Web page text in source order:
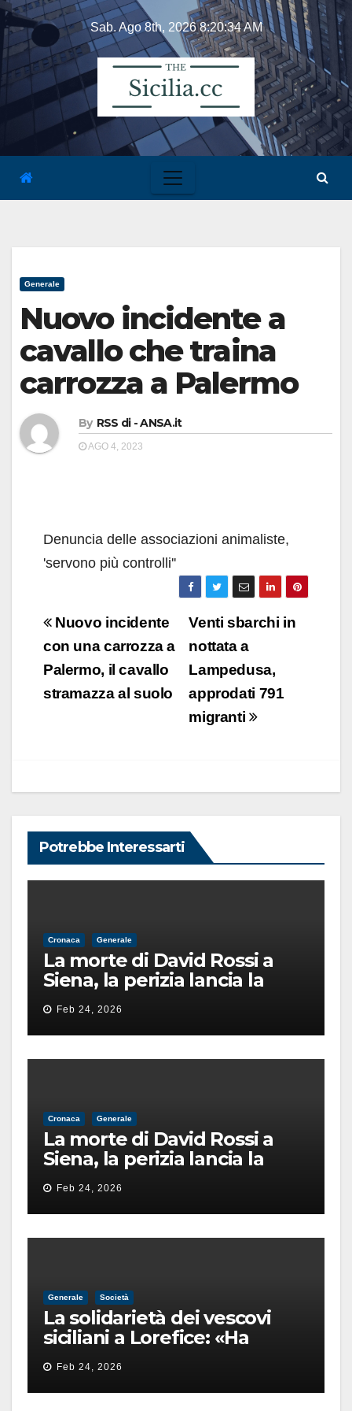
Skip
content
Sab. Ago 8th, 20268:20:34 AM
Generale
Nuovo incidente a
cavallo che traina
carrozza a Palermo
By RSS di - ANSA.it
AGO 4, 2023
Denuncia delle associazioni animaliste,
'servono più controlli''
Navigazione
articoli
Venti sbarchi in
nottata a
Lampedusa,
approdati 791
migranti
Nuovo incidente
con una carrozza a
Palermo, il cavallo
stramazza al suolo
Potrebbe Interessarti
Cronaca Generale
La morte di David Rossi a
Siena, la perizia lancia la
pista di un’intimidazione
finita male
Feb 24, 2026
Cronaca Generale
La morte di David Rossi a
Siena, la perizia lancia la
pista di un’intimidazione
finita male
Feb 24, 2026
Generale Società
La solidarietà dei vescovi
siciliani a Lorefice: «Ha
difeso il valore e la dignità
dell’umanità»
Feb 24, 2026